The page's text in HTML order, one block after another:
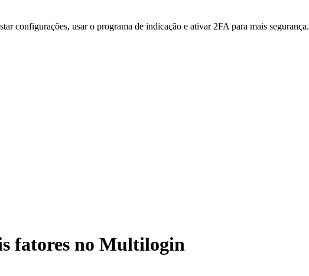
configurações, usar o programa de indicação e ativar 2FA para mais segurança.
fatores no Multilogin